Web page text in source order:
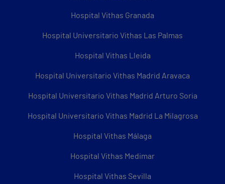
Hospital Vithas Granada
Hospital Universitario Vithas Las Palmas
Hospital Vithas Lleida
Hospital Universitario Vithas Madrid Aravaca
Hospital Universitario Vithas Madrid Arturo Soria
Hospital Universitario Vithas Madrid La Milagrosa
Hospital Vithas Málaga
Hospital Vithas Medimar
Hospital Vithas Sevilla